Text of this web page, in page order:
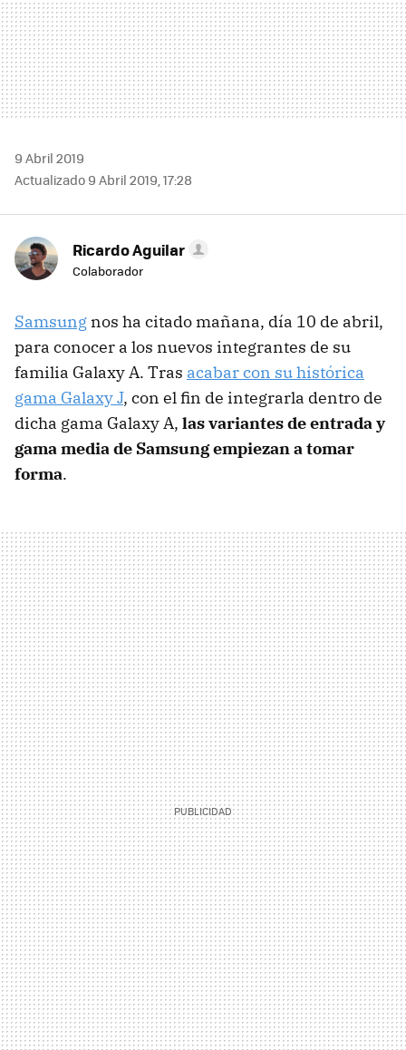
9 Abril 2019
Actualizado 9 Abril 2019, 17:28
Ricardo Aguilar
Colaborador
Samsung nos ha citado mañana, día 10 de abril,
para conocer a los nuevos integrantes de su
familia Galaxy A. Tras acabar con su histórica
gama Galaxy J, con el fin de integrarla dentro de
dicha gama Galaxy A, las variantes de entrada y
gama media de Samsung empiezan a tomar
forma.